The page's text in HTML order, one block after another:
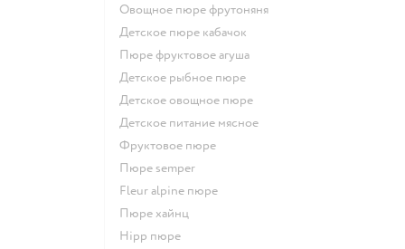
овощное пюре фрутоняня
детское пюре кабачок
пюре фруктовое агуша
детское рыбное пюре
детское овощное пюре
детское питание мясное
фруктовое пюре
пюре semper
fleur alpine пюре
пюре хайнц
hipp пюре